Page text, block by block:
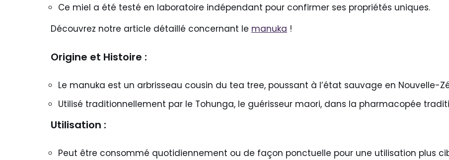
Ce miel a été testé en laboratoire indépendant pour confirmer ses propriétés uniques.
Découvrez notre article détaillé concernant le manuka !
Origine et Histoire :
Le manuka est un arbrisseau cousin du tea tree, poussant à l’état sauvage en Nouvelle-
Utilisé traditionnellement par le Tohunga, le guérisseur maori, dans la pharmacopée
Utilisation :
Peut être consommé quotidiennement ou de façon ponctuelle pour une utilisation plus